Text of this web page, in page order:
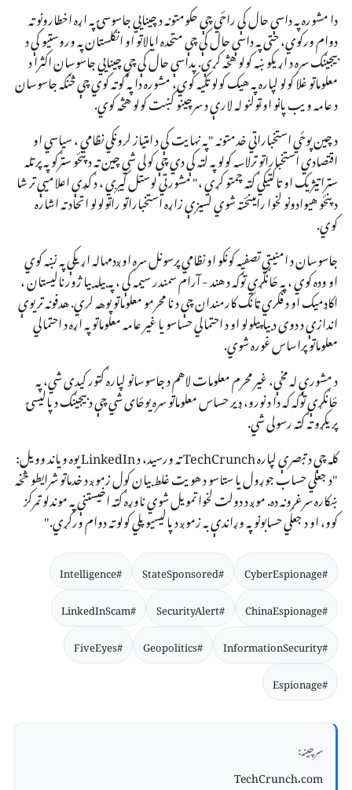
دا مشوره په داسې حال کې راځي چې حکومتونه د چینایي جاسوسۍ په اړه اخطارونو ته
دوام ورکوي، حتی په داسې حال کې چې متحده ایالاتو او انګلستان په وروستیو کې د
بیجینګ سره د اړیکو ښه کولو هڅه کړې. پداسې حال کې چې چینایي جاسوسان اکثرا د
معلوماتو غلا کولو لپاره په هیک کولو تکیه کوي، مشوره دا په ګوته کوي چې څنګه جاسوسان
د عامه ویب پاڼو او ټولنو له لارې د سرچینو کښت کولو هڅه کوي.
د چین پوځي استخباراتي خدمتونه "په نهایت کې د امتیاز لرونکي نظامي ، سیاسي او
اقتصادي استخباراتو ترلاسه کولو په لټه کې دي چې کولی شي چین ته د پنځو سترګو په پرتله
ستراتیژیک او تاکتیکي ګټه چمتو کړي ،" مشورتي لوستل کیږي ، د ګډې اعلامیې تر شا
د پنځو هیوادونو لخوا رامینځته شوي لسیزې زاړه استخباراتو راټولولو اتحاد ته اشاره
کوي.
جاسوسان د امنیتي تصفیه کونکو او نظامي پرسونل سره اوږدمهاله اړیکې په نښه کوي
او وده کوي ، په ځانګړي توګه د هند - آرام سمندر سیمه کې ، په بیله بیا ژورنالیستان ،
اکاډمیک او د فکري ټانک کارمندان چې د نا محرمو معلوماتو پوهه لري. هدفونه تر یوې
اندازې د دوی د بیا پیلولو او د احتمالي حساسو یا غیر عامه معلوماتو په اړه د احتمالي
معلوماتو پراساس غوره شوي.
د مشورې له مخې، غیر محرم معلومات لاهم د جاسوسانو لپاره ګټور کیدی شي، په
ځانګړې توګه که دا د نورو، ډیر حساس معلوماتو سره یوځای شي چې د بیجینګ د پالیسۍ
پریکړو ته ګټه رسولی شي.
کله چې د تبصرې لپاره TechCrunch ته ورسید، د LinkedIn یوه ویاند وویل:
"د جعلي حساب جوړول یا ستاسو د هویت غلط بیان کول زموږ د خدماتو شرایطو څخه
ښکاره سرغړونه ده. موږ د دولت لخوا تمویل شوي ناوړه ګټه اخیستنې په موندلو تمرکز
کوو، او د جعلي حسابونو په وړاندې به زموږ د پالیسیو پلي کولو ته دوام ورکړي."
#CyberEspionage
#StateSponsored
#Intelligence
#ChinaEspionage
#SecurityAlert
#LinkedInScam
#InformationSecurity
#Geopolitics
#FiveEyes
#Espionage
سرچینه:
TechCrunch.com